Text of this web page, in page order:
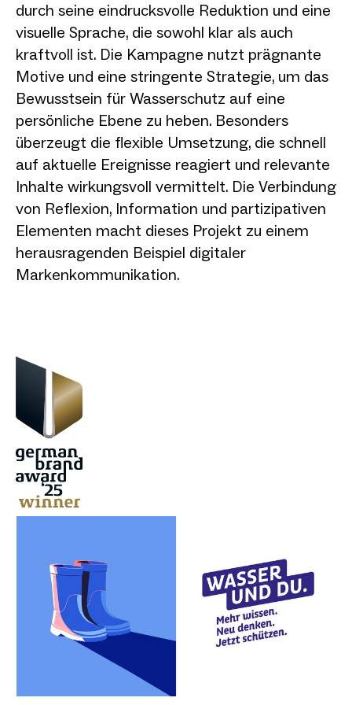
durch seine eindrucksvolle Reduktion und eine
visuelle Sprache, die sowohl klar als auch
kraftvoll ist. Die Kampagne nutzt prägnante
Motive und eine stringente Strategie, um das
Bewusstsein für Wasserschutz auf eine
persönliche Ebene zu heben. Besonders
überzeugt die flexible Umsetzung, die schnell
auf aktuelle Ereignisse reagiert und relevante
Inhalte wirkungsvoll vermittelt. Die Verbindung
von Reflexion, Information und partizipativen
Elementen macht dieses Projekt zu einem
herausragenden Beispiel digitaler
Markenkommunikation.